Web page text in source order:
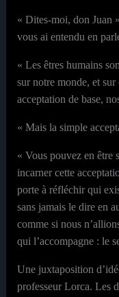
« Dites-moi, don Juan
vous ai entendu en
« Les êtres humains
sur notre monde, et sur
acceptation de base,
« Mais la simple
« Vous pouvez en être
incarner cette
porte à réfléchir qui
sans jamais le dire en
comme si nous
qui l’accompagne : le
Une juxtaposition
professeur Lorca. Les